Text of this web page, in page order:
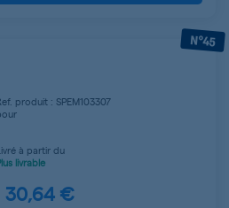
N°45
produit : SPEM103307
à partir du
livrable
30,64 €